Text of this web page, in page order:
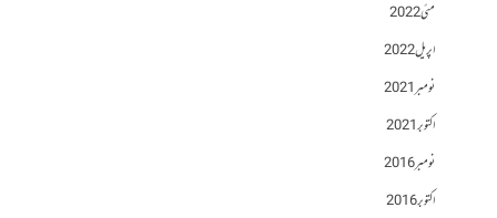
مئی 2022
اپریل 2022
نومبر 2021
اکتوبر 2021
نومبر 2016
اکتوبر 2016